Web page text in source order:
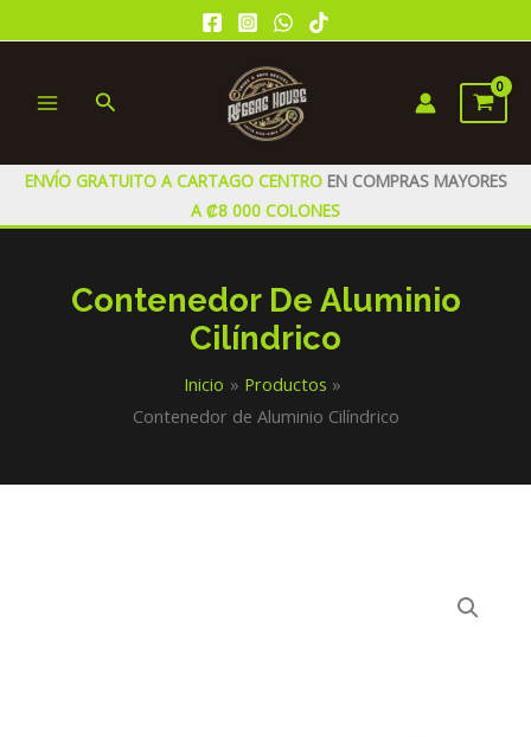
al
MENU
Buscar
ENVÍO GRATUITO A CARTAGO CENTRO EN COMPRAS MAYORES
A ₡8 000 COLONES
Contenedor De Aluminio
Cilíndrico
Inicio
Productos
Contenedor de Aluminio Cilíndrico